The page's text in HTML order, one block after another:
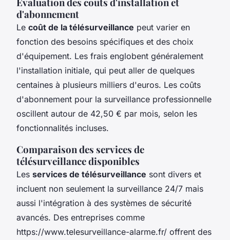
d'abonnement
Le coût de la télésurveillance peut varier en
fonction des besoins spécifiques et des choix
d'équipement. Les frais englobent généralement
l'installation initiale, qui peut aller de quelques
centaines à plusieurs milliers d'euros. Les coûts
d'abonnement pour la surveillance professionnelle
oscillent autour de 42,50 € par mois, selon les
fonctionnalités incluses.
Comparaison des services de
télésurveillance disponibles
Les services de télésurveillance sont divers et
incluent non seulement la surveillance 24/7 mais
aussi l'intégration à des systèmes de sécurité
avancés. Des entreprises comme
https://www.telesurveillance-alarme.fr/ offrent des